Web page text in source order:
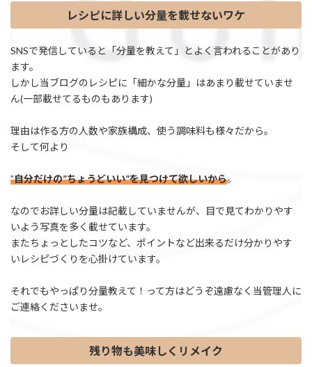
レシピに詳しい分量を載せないワケ
SNSで発信していると「分量を教えて」とよく言われることがあり
ます。
しかし当ブログのレシピに「細かな分量」はあまり載せていませ
ん(一部載せてるものもあります)
理由は作る方の人数や家族構成、使う調味料も様々だから。
そして何より
”自分だけの”ちょうどいい”を見つけて欲しいから。
なのでお詳しい分量は記載していませんが、目で見てわかりやす
いよう写真を多く載せています。
またちょっとしたコツなど、ポイントなど出来るだけ分かりやす
いレシピづくりを心掛けています。
それでもやっぱり分量教えて！って方はどうぞ遠慮なく当管理人に
ご連絡くださいませ。
残り物も美味しくリメイク